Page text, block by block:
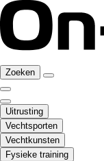
Zoeken
Uitrusting
Vechtsporten
Vechtkunsten
Fysieke training